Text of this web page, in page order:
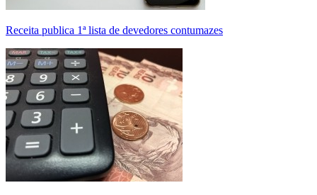
Receita publica 1ª lista de devedores contumazes